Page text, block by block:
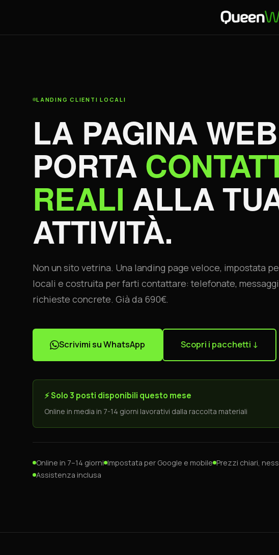
LANDING CLIENTI LOCALI
LA PAGINA
PORTA
REALI ALLA
ATTIVITÀ.
Non un sito vetrina. Una landing page veloce, impostata
locali e costruita per farti contattare: telefonate, messaggi
richieste concrete. Già da 690€.
Scrivimi su WhatsApp Scopri i pacchetti ↓
⚡ Solo 3 posti disponibili questo mese
Online in media in 7-14 giorni lavorativi dalla raccolta materiali
Online in 7–14 giorni Impostata per Google e mobile Prezzi chiari,
Assistenza inclusa